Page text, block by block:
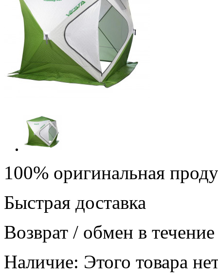
100% оригинальная
Быстрая доставка
Возврат / обмен в
Наличие: Этого товара